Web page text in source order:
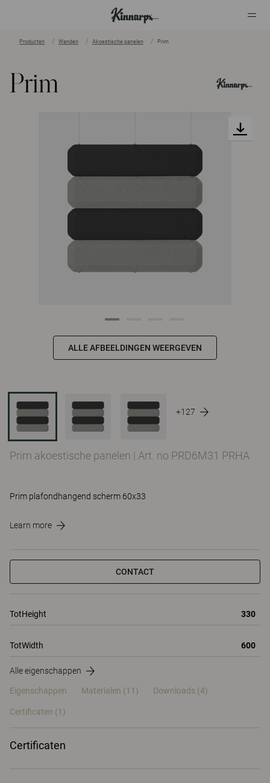
Producten Wanden Akoestische panelen Prim
Prim
ALLE AFBEELDINGEN WEERGEVEN
+127
Prim akoestische panelen | Art. no PRD6M31 PRHA
Prim plafondhangend scherm 60x33
Learn more
CONTACT
TotHeight 330
TotWidth 600
Alle eigenschappen
Eigenschappen Materialen (11) Downloads (4)
Certificaten (1)
Certificaten